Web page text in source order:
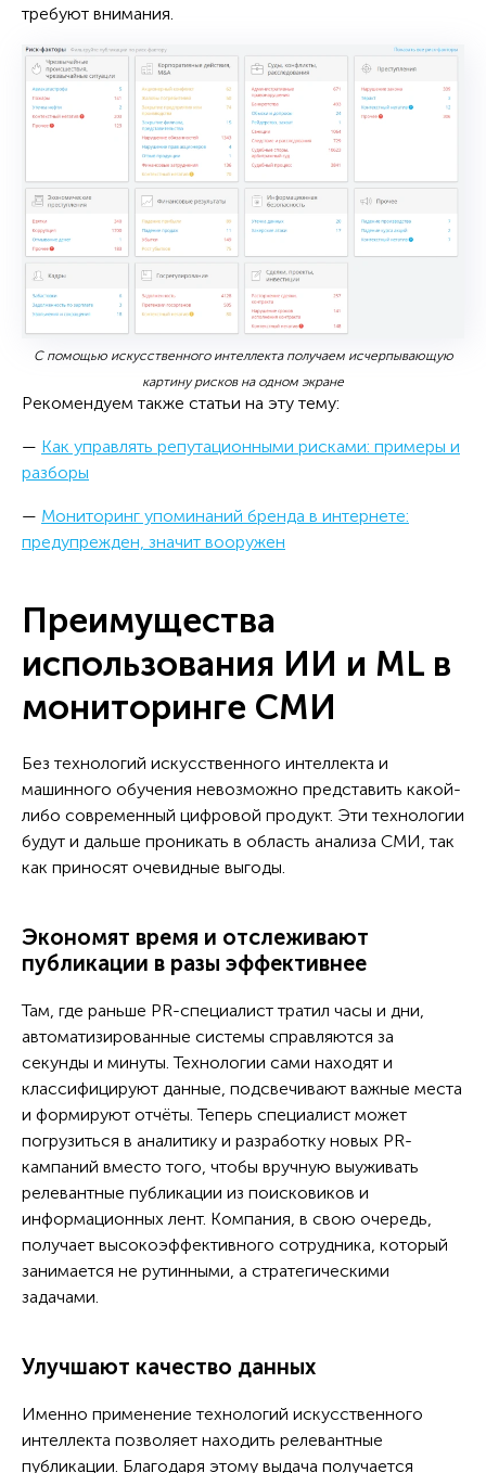
требуют внимания.
С помощью искусственного интеллекта получаем исчерпывающую
картину рисков на одном экране
Рекомендуем также статьи на эту тему:
— Как управлять репутационными рисками: примеры и
разборы
— Мониторинг упоминаний бренда в интернете:
предупрежден, значит вооружен
Преимущества
использования ИИ и ML в
мониторинге СМИ
Без технологий искусственного интеллекта и
машинного обучения невозможно представить какой-
либо современный цифровой продукт. Эти технологии
будут и дальше проникать в область анализа СМИ, так
как приносят очевидные выгоды.
Экономят время и отслеживают
публикации в разы эффективнее
Там, где раньше PR-специалист тратил часы и дни,
автоматизированные системы справляются за
секунды и минуты. Технологии сами находят и
классифицируют данные, подсвечивают важные места
и формируют отчёты. Теперь специалист может
погрузиться в аналитику и разработку новых PR-
кампаний вместо того, чтобы вручную выуживать
релевантные публикации из поисковиков и
информационных лент. Компания, в свою очередь,
получает высокоэффективного сотрудника, который
занимается не рутинными, а стратегическими
задачами.
Улучшают качество данных
Именно применение технологий искусственного
интеллекта позволяет находить релевантные
публикации. Благодаря этому выдача получается